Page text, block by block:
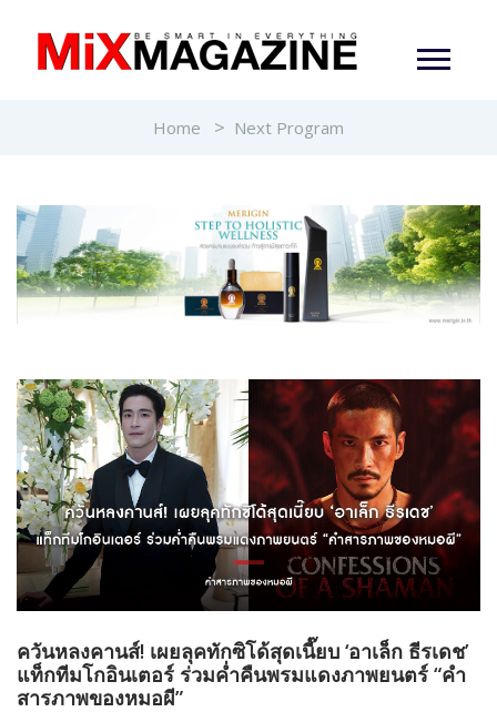
Home Next Program
ควันหลงคานส์! เผยลุคทักซิโด้สุดเนี๊ยบ ‘อาเล็ก ธีรเดช’
แท็กทีมโกอินเตอร์ ร่วมค่ำคืนพรมแดงภาพยนตร์ “คำ
สารภาพของหมอผี”